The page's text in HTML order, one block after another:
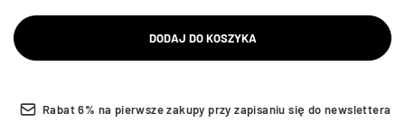
DODAJ DO KOSZYKA
Rabat 6% na pierwsze zakupy przy zapisaniu się do newslettera